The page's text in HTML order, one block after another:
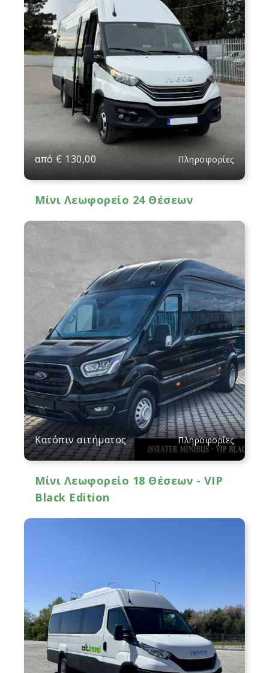
από € 130,00 Πληροφορίες
Μίνι Λεωφορείο 24 Θέσεων
Κατόπιν αιτήματος Πληροφορίες
Μίνι Λεωφορείο 18 Θέσεων - VIP
Black Edition